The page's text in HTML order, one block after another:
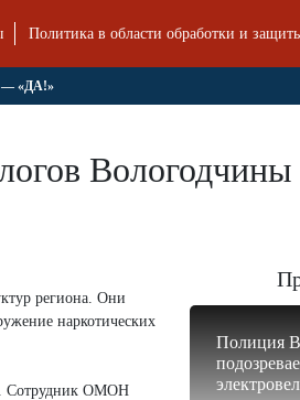
Политика в области обработки и
«ДА!»
Вологодчины
региона. Они
наркотических
Сотрудник ОМОН
Полиция